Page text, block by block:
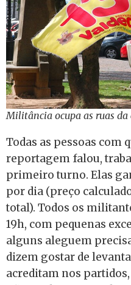
Militância ocupa as ruas da
Todas as pessoas com
reportagem falou,
primeiro turno. Elas
por dia (preço
total). Todos os
19h, com pequenas
alguns aleguem
dizem gostar de
acreditam nos